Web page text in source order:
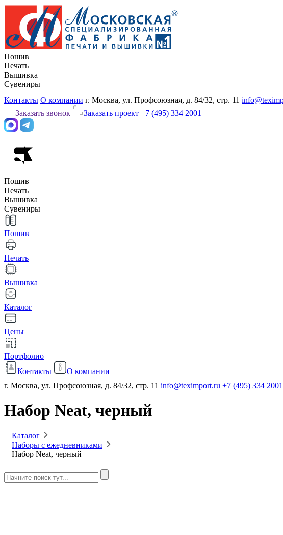
Пошив
Печать
Вышивка
Сувениры
Контакты О компании г. Москва, ул. Профсоюзная, д. 84/32, стр. 11
Заказать звонок
Заказать проект +7 (495) 334 2001
Пошив
Печать
Вышивка
Сувениры
Пошив
Печать
Вышивка
Каталог
Цены
Портфолио
Контакты
О компании
г. Москва, ул. Профсоюзная, д. 84/32, стр. 11 info@teximport.ru +7 (495) 334 2001
Набор Neat, черный
Каталог
Наборы с ежедневниками
Набор Neat, черный